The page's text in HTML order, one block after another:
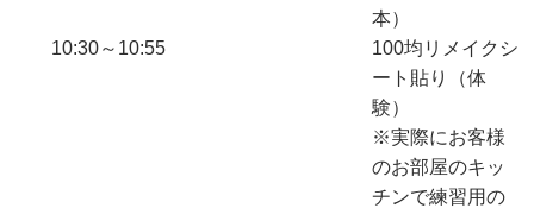
本）
10:30～10:55
100均リメイクシ
ート貼り（体
験）
※実際にお客様
のお部屋のキッ
チンで練習用の